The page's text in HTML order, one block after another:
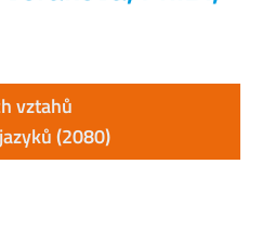
vztahů
(2080)